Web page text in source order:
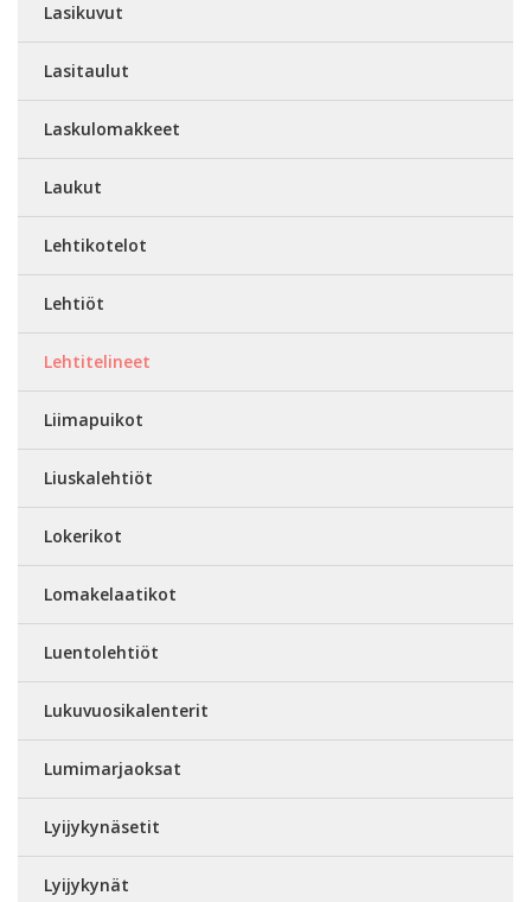
Lasikuvut
Lasitaulut
Laskulomakkeet
Laukut
Lehtikotelot
Lehtiöt
Lehtitelineet
Liimapuikot
Liuskalehtiöt
Lokerikot
Lomakelaatikot
Luentolehtiöt
Lukuvuosikalenterit
Lumimarjaoksat
Lyijykynäsetit
Lyijykynät